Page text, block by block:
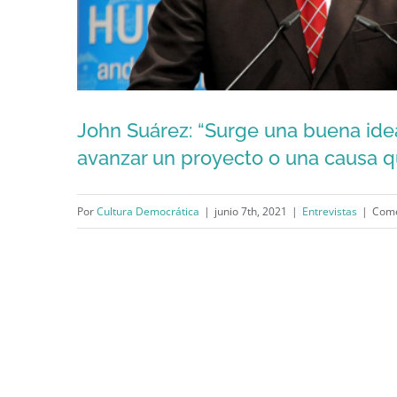
John Suárez: “Surge una buena
avanzar un proyecto o una causa
PorCultura Democrática | junio 7th, 2021 | Entrevistas |